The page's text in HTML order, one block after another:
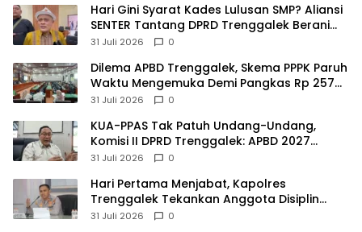
Hari Gini Syarat Kades Lulusan SMP? Aliansi
SENTER Tantang DPRD Trenggalek Berani
Gunakan Open Legal Policy!
31 Juli 2026 0
Dilema APBD Trenggalek, Skema PPPK Paruh
Waktu Mengemuka Demi Pangkas Rp 257
Miliar
31 Juli 2026 0
KUA-PPAS Tak Patuh Undang-Undang,
Komisi II DPRD Trenggalek: APBD 2027
Terancam Sanksi
31 Juli 2026 0
Hari Pertama Menjabat, Kapolres
Trenggalek Tekankan Anggota Disiplin
Hindari Pelanggaran
31 Juli 2026 0